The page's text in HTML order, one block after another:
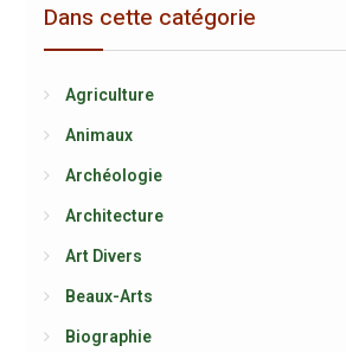
Dans cette catégorie
Agriculture
Animaux
Archéologie
Architecture
Art Divers
Beaux-Arts
Biographie